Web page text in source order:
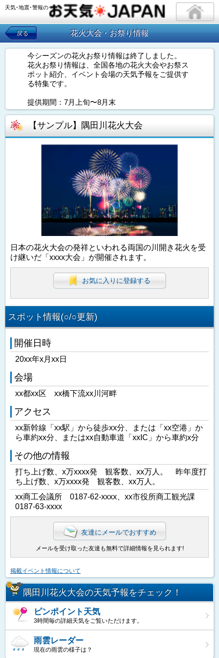
天気･地震･警報の
戻る 花火大会・お祭り情報
今シーズンの花火お祭り情報は終了しました。
花火お祭り情報は、全国各地の花火大会やお祭ス
ポット紹介、イベント会場の天気予報をご提供す
る特集です。
提供期間：7月上旬〜8月末
【サンプル】隅田川花火大会
日本の花火大会の発祥といわれる両国の川開き花火を受
け継いだ「xxxx大会」が開催されます。
お気に入りに登録する
スポット情報(○/○更新)
開催日時
20xx年x月xx日
会場
xx都xx区 xx橋下流xx川河畔
アクセス
xx新幹線「xx駅」から徒歩xx分、または「xx空港」か
ら車約xx分、またはxx自動車道「xxIC」から車約x分
その他の情報
打ち上げ数、x万xxxx発 観客数、xx万人。 昨年度打
ち上げ数、x万xxxx発 観客数、xx万人。
xx商工会議所 0187-62-xxxx、xx市役所商工観光課
0187-63-xxxx
友達にメールでおすすめ
メールを受け取った友達も無料で詳細情報を見られます!
掲載イベント情報について
隅田川花火大会の天気予報をチェック！
ピンポイント天気
3時間毎の詳細天気をご覧いただけます。
雨雲レーダー
現在の雨雲の様子は？